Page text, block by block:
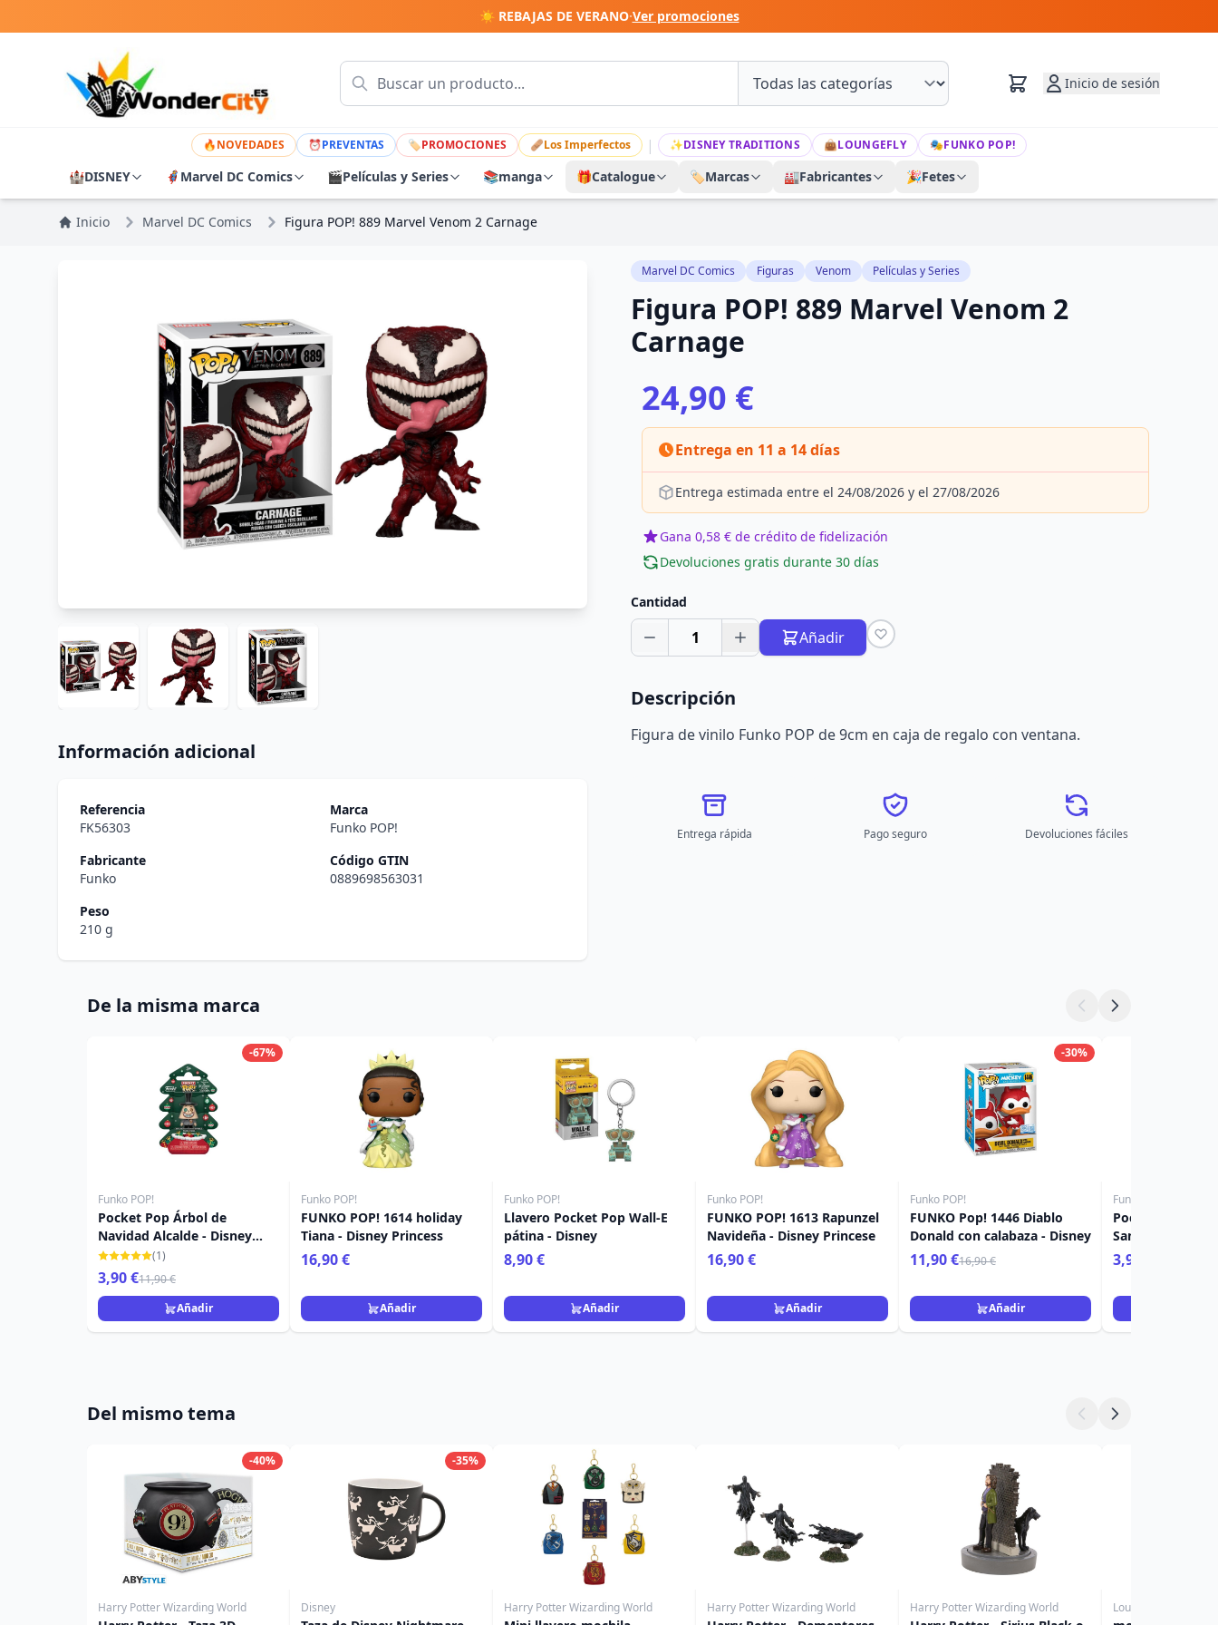
☀️ REBAJAS DE VERANO·Ver promociones
Inicio de sesión
🔥NOVEDADES ⏰PREVENTAS 🏷PROMOCIONES 🩹Los Imperfectos | ✨DISNEY TRADITIONS 👜LOUNGEFLY 🎭FUNKO POP!
🏰DISNEY 🦸 Marvel DC Comics 🎬Películas y Series 📚manga 🎁Catalogue 🏷️Marcas 🏭Fabricantes 🎉Fetes
Inicio Marvel DC Comics Figura POP! 889 Marvel Venom 2 Carnage
Información adicional
Referencia
FK56303
Marca
Funko POP!
Fabricante
Funko
Código GTIN
0889698563031
Peso
210 g
Marvel DC Comics Figuras Venom Películas y Series
Figura POP! 889 Marvel Venom 2
Carnage
24,90 €
Entrega en 11 a 14 días
Entrega estimada entre el 24/08/2026 y el 27/08/2026
Gana 0,58 € de crédito de fidelización
Devoluciones gratis durante 30 días
Cantidad
1 Añadir
Descripción
Figura de vinilo Funko POP de 9cm en caja de regalo con ventana.
Entrega rápida Pago seguro Devoluciones fáciles
De la misma marca
-67%
Funko POP!
Pocket Pop Árbol de
Navidad Alcalde - Disney
Pesadilla antes Navidad
(1)
3,90 €11,90 €
Añadir
Funko POP!
FUNKO POP! 1614 holiday
Tiana - Disney Princess
16,90 €
Añadir
Funko POP!
Llavero Pocket Pop Wall-E
pátina - Disney
8,90 €
Añadir
Funko POP!
FUNKO POP! 1613 Rapunzel
Navideña - Disney Princese
16,90 €
Añadir
-30%
Funko POP!
FUNKO Pop! 1446 Diablo
Donald con calabaza - Disney
11,90 €16,90 €
Añadir
Funko POP!
Pocket Pop
Sandy Clauss -
Pesadilla antes
3,90 €
Del mismo tema
-40%
Harry Potter Wizarding World
-35%
Disney Harry Potter Wizarding World Harry Potter Wizarding World Harry Potter Wizarding World Loungefly